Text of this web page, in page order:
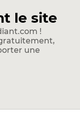
le site
!
une